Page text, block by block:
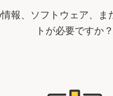
報、ソフトウェア、ま
トが必要ですか？